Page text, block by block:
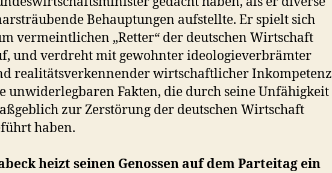
Behauptungen aufstellte. Er spielt sich
vermeintlichen „Retter“ der deutschen Wirtschaft
und verdreht mit gewohnter ideologieverbrämter
realitätsverkennender wirtschaftlicher Inkompetenz
unwiderlegbaren Fakten, die durch seine Unfähigkeit
zur Zerstörung der deutschen Wirtschaft
haben.
heizt seinen Genossen auf dem Parteitag ein